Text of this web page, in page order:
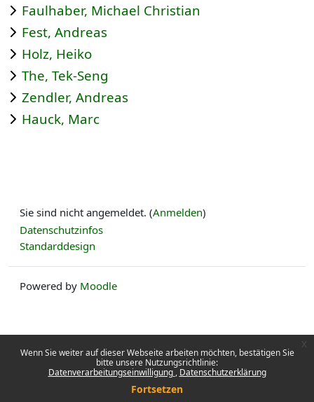
Wenn Sie weiter auf dieser Webseite arbeiten möchten, bestätigen Sie
bitte unsere Nutzungsrichtlinie:
Datenverarbeitungseinwilligung Datenschutzerklärung
Fortsetzen
Faulhaber, Michael Christian
Fest, Andreas
Holz, Heiko
The, Tek-Seng
Zendler, Andreas
Hauck, Marc
Sie sind nicht angemeldet. (Anmelden)
Datenschutzinfos
Standarddesign
Powered by Moodle